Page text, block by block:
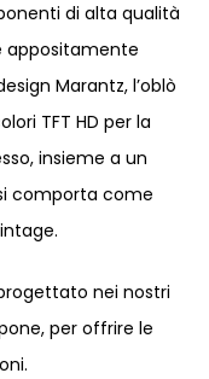
di alta qualità
appositamente
Marantz, l’oblò
TFT HD per la
insieme a un
comporta come
nei nostri
per offrire le